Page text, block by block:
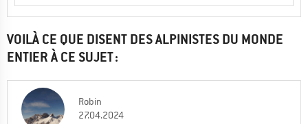
VOILÀ CE QUE DISENT DES ALPINISTES DU MONDE
ENTIER À CE SUJET :
Robin
27.04.2024